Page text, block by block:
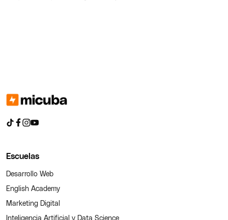
Escuelas
Desarrollo Web
English Academy
Marketing Digital
Inteligencia Artificial y Data Science